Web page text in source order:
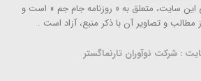
سایت، متعلق به « روزنامه جام جم » است و
مطالب و تصاویر آن با ذكر منبع، آزاد است .
: شرکت نوآوران تارنماگستر